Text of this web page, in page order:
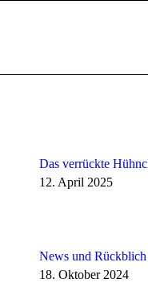
Das verrückte
12. April 2025
News und
18. Oktober 2024